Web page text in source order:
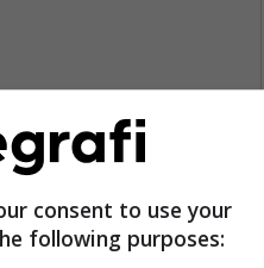
përpara Kupës së
e ekipit kombëtar
consent to use your
following purposes: